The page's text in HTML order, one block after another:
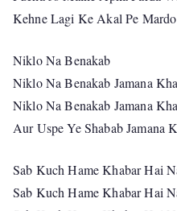
Kehne Lagi Ke Akal Pe
Niklo Na Benakab
Niklo Na Benakab Jamana
Niklo Na Benakab Jamana
Aur Uspe Ye Shabab Jamana
Sab Kuch Hame Khabar Hai
Sab Kuch Hame Khabar Hai